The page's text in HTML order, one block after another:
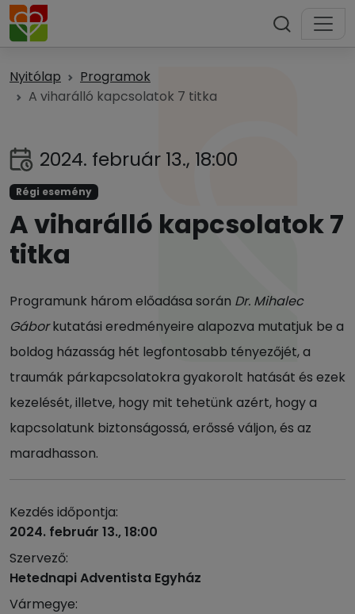
Nyitólap
Programok
A viharálló kapcsolatok 7 titka
2024. február 13., 18:00
Régi esemény
A viharálló kapcsolatok 7
titka
Programunk három előadása során Dr. Mihalec
Gáborkutatási eredményeire alapozva mutatjuk be a
boldog házasság hét legfontosabb tényezőjét, a
traumák párkapcsolatokra gyakorolt hatását és ezek
kezelését, illetve, hogy mit tehetünk azért, hogy a
kapcsolatunk biztonságossá, erőssé váljon, és az
maradhasson.
Kezdés időpontja:
2024. február 13., 18:00
Szervező:
Hetednapi Adventista Egyház
Vármegye: